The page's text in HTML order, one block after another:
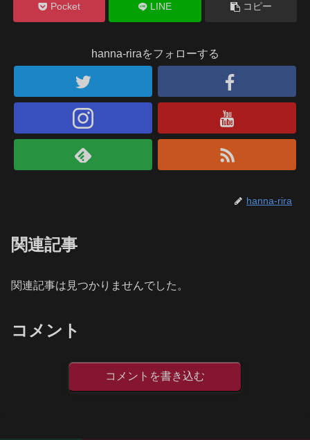
Pocket LINE コピー
hanna-riraをフォローする
hanna-rira
関連記事
関連記事は見つかりませんでした。
コメント
コメントを書き込む